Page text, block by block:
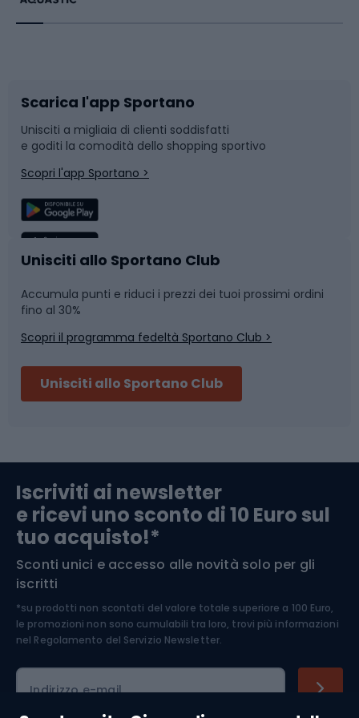
Bushcraft
Corsa
Sport di squadra
Caschi da ciclismo
Skitouring
Abbigliamento da escursionismo
Slitte e slittini
Snowboard
Camminata nordica
Nuoto
Pattinaggio
Componenti per biciclette
Arrampicata
Medicina dello sport
Abbigliamento ciclistico
Scarica l'app Sportano
Unisciti a migliaia di clienti soddisfatti
e goditi la comodità dello shopping sportivo
Scopri l'app Sportano >
Unisciti allo Sportano Club
Accumula punti e riduci i prezzi dei tuoi prossimi ordini
fino al 30%
Scopri il programma fedeltà Sportano Club >
Unisciti allo Sportano Club
Iscriviti ai newsletter
e ricevi uno sconto di 10 Euro sul
tuo acquisto!*
Sconti unici e accesso alle novità solo per gli
iscritti
*su prodotti non scontati del valore totale superiore a 100 Euro,
le promozioni non sono cumulabili tra loro, trovi più informazioni
nel Regolamento del Servizio Newsletter.
Indirizzo e-mail